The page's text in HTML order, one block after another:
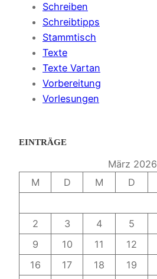
Schreiben
Schreibtipps
Stammtisch
Texte
Texte Vartan
Vorbereitung
Vorlesungen
EINTRÄGE
März 2026
M
D M D
2
3 4 5
9
10 11 12
16
17 18 19